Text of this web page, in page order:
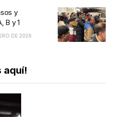
y
B y 1
DE 2026
aquí!